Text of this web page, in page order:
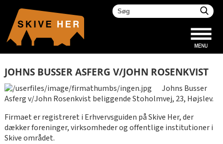
JOHNS BUSSER ASFERG V/JOHN ROSENKVIST
Johns Busser
Asferg v/John Rosenkvist beliggende Stoholmvej, 23, Højslev.
Firmaet er registreret i Erhvervsguiden på Skive Her, der
dækker foreninger, virksomheder og offentlige institutioner i
Skive området.